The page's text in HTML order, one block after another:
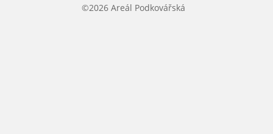
©2026 Areál Podkovářská